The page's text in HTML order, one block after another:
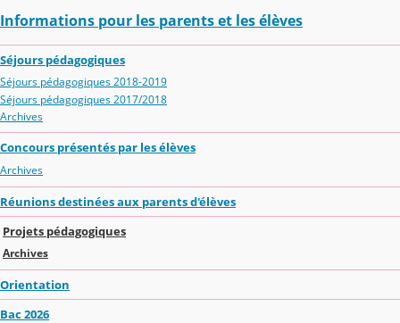
Informations pour les parents et les élèves
Séjours pédagogiques
Séjours pédagogiques 2018-2019
Séjours pédagogiques 2017/2018
Archives
Concours présentés par les élèves
Archives
Réunions destinées aux parents d'élèves
Projets pédagogiques
Archives
Orientation
Bac 2026